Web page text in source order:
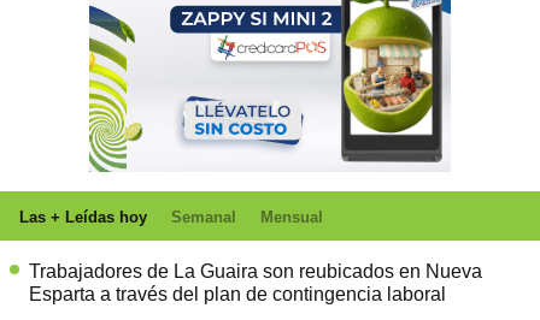
Las + Leídas hoy Semanal Mensual
Trabajadores de La Guaira son reubicados en Nueva
Esparta a través del plan de contingencia laboral